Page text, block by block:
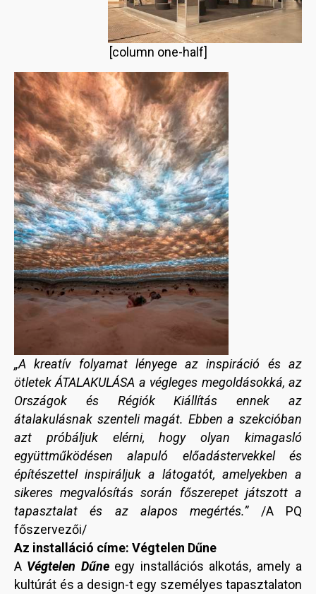
[column one-half]
„A kreatív folyamat lényege az inspiráció és az
ötletek ÁTALAKULÁSA a végleges megoldásokká, az
Országok és Régiók Kiállítás ennek az
átalakulásnak szenteli magát. Ebben a szekcióban
azt próbáljuk elérni, hogy olyan kimagasló
együttműködésen alapuló előadástervekkel és
építészettel inspiráljuk a látogatót, amelyekben a
sikeres megvalósítás során főszerepet játszott a
tapasztalat és az alapos megértés.”/A PQ
főszervezői/
Az installáció címe: Végtelen Dűne
A Végtelen Dűne egy installációs alkotás, amely a
kultúrát és a design-t egy személyes tapasztalaton